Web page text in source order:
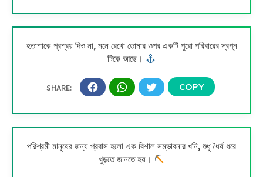
হতাশাকে প্রশ্রয় দিও না, মনে রেখো তোমার ওপর একটি পুরো পরিবারের স্বপ্ন
টিকে আছে।
পরিশ্রমী মানুষের জন্য প্রবাস হলো এক বিশাল সম্ভাবনার খনি, শুধু ধৈর্য ধরে
খুড়তে জানতে হয়।